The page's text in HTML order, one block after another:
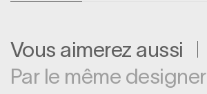
Vous aimerez aussi
Par le même designer